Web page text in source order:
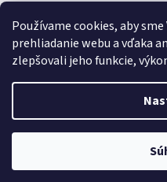
Používame cookies, aby
prehliadanie webu a vďaka
zlepšovali jeho funkcie,
Copyright 2026